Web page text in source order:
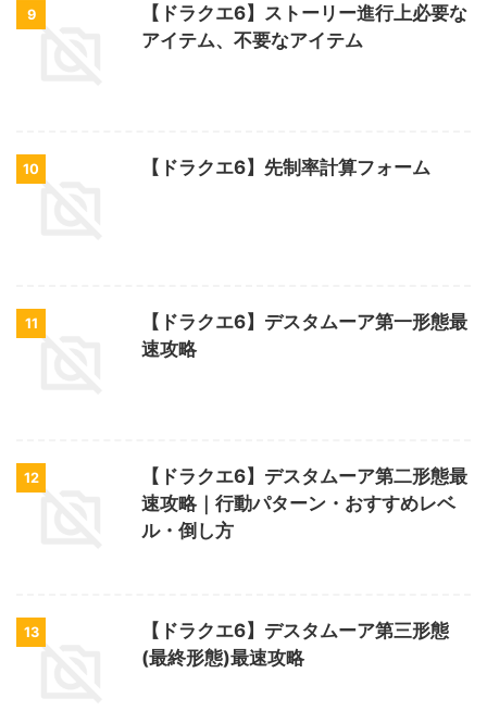
9
【ドラクエ6】ストーリー進行上必要な
アイテム、不要なアイテム
10 【ドラクエ6】先制率計算フォーム
11
【ドラクエ6】デスタムーア第一形態最
速攻略
12
【ドラクエ6】デスタムーア第二形態最
速攻略｜行動パターン・おすすめレベ
ル・倒し方
13
【ドラクエ6】デスタムーア第三形態
(最終形態)最速攻略